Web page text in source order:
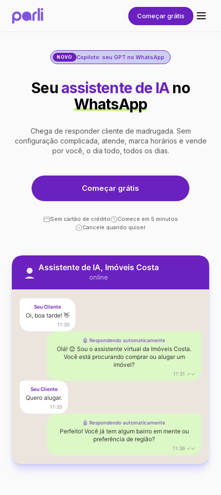
Começar grátis
NOVO Copiloto: seu GPT no WhatsApp
Seu assistente de IAno
WhatsApp
Chega de responder cliente de madrugada. Sem
configuração complicada, atende, marca horários e vende
por você, o dia todo, todos os dias.
Começar grátis
Sem cartão de crédito
Comece em 5 minutos
Cancele quando quiser
Assistente de IA, Imóveis Costa
online
Seu Cliente
Oi, boa tarde! 👋
11:30
🤖 Respondendo automaticamente
Olá! 😊 Sou o assistente virtual da Imóveis Costa.
Você está procurando comprar ou alugar um
imóvel?
11:31 ✓✓
Seu Cliente
Quero alugar.
11:35
🤖 Respondendo automaticamente
Perfeito! Você já tem algum bairro em mente ou
preferência de região?
11:36 ✓✓